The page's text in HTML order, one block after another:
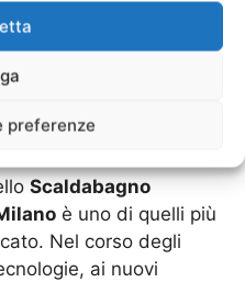
preferenze
negli impianti di
di modelli di
Scaldabagno
è uno di quelli più
Nel corso degli
ai nuovi